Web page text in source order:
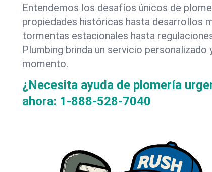
Entendemos los desafíos únicos de
propiedades históricas hasta desarrollos
tormentas estacionales hasta
Plumbing brinda un servicio
momento.
¿Necesita ayuda de plomería
ahora: 1-888-528-7040